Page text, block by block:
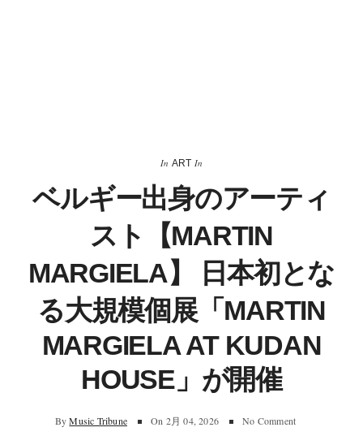
In ART In
ベルギー出身のアーティ
スト【MARTIN
MARGIELA】 日本初とな
る大規模個展「MARTIN
MARGIELA AT KUDAN
HOUSE」が開催
By Music Tribune On 2月 04, 2026 No Comment